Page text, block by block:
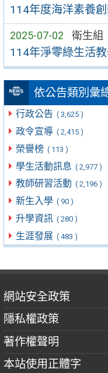
114年度海洋素養
2025-07-02 衛生組
114年淨零綠生活
依公告類別彙
行政公告 ( 3,625 )
政令宣導 ( 2,415 )
榮譽榜 ( 113 )
學生活動訊息 ( 2,977 )
教師研習活動 ( 2,196 )
新生入學 ( 90 )
升學資訊 ( 280 )
生涯發展 ( 483 )
網站安全政策
隱私權政策
著作權聲明
本站使用正體字